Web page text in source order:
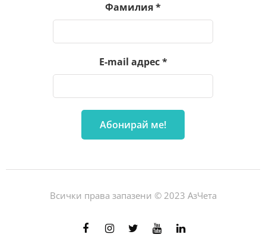
Фамилия*
E-mail адрес*
Всички права запазени © 2023 АзЧета